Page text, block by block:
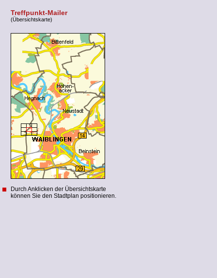
Treffpunkt-Mailer
(Übersichtskarte)
Durch Anklicken der Übersichtskarte
können Sie den Stadtplan positionieren.